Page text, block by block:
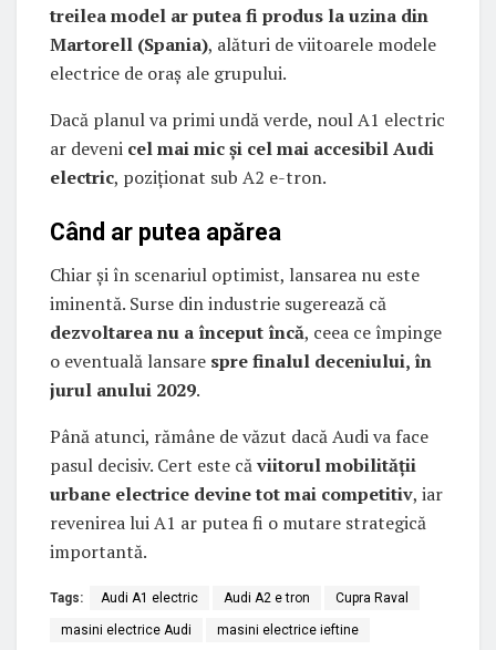
treilea model ar putea fi produs la uzina din
Martorell (Spania), alături de viitoarele modele
electrice de oraș ale grupului.
Dacă planul va primi undă verde, noul A1 electric
ar deveni cel mai mic și cel mai accesibil Audi
electric, poziționat sub A2 e-tron.
Când ar putea apărea
Chiar și în scenariul optimist, lansarea nu este
iminentă. Surse din industrie sugerează că
dezvoltarea nu a început încă, ceea ce împinge
o eventuală lansare spre finalul deceniului, în
jurul anului 2029.
Până atunci, rămâne de văzut dacă Audi va face
pasul decisiv. Cert este căviitorul mobilității
urbane electrice devine tot mai competitiv, iar
revenirea lui A1 ar putea fi o mutare strategică
importantă.
Tags: Audi A1 electric Audi A2 e tron Cupra Raval
masini electrice Audi masini electrice ieftine